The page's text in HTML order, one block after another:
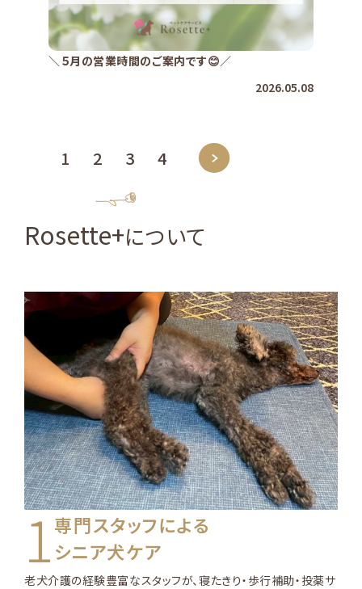
＼５月の営業時間のご案内です😊／
2026.05.08
1 2 3 4
Rosette+について
1専門スタッフによる
シニア犬ケア
老犬介護の経験豊富なスタッフが、寝たきり・歩行補助・投薬サ